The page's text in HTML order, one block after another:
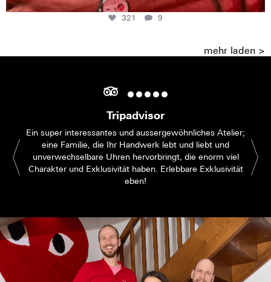
321 9
mehr laden >
Tripadvisor
Ein super interessantes und aussergewöhnliches Atelier;
eine Familie, die Ihr Handwerk lebt und liebt und
unverwechselbare Uhren hervorbringt, die enorm viel
Charakter und Exklusivität haben. Erlebbare Exklusivität
eben!